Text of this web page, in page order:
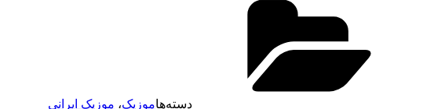
دسته‌هاموزیک، موزیک ایرانی